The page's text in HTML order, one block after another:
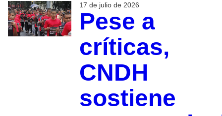
17 de julio de 2026
Pese a
críticas,
CNDH
sostiene